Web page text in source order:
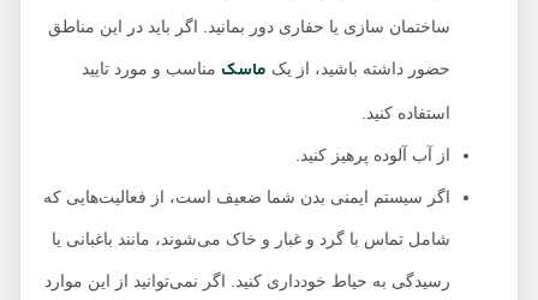
ساختمان سازی یا حفاری دور بمانید. اگر باید در این مناطق
حضور داشته باشید، از یکماسکمناسب و مورد تایید
استفاده کنید.
از آب آلوده پرهیز کنید.
اگر سیستم ایمنی بدن شما ضعیف است، از فعالیت‌هایی که
شامل تماس با گرد و غبار و خاک می‌شوند، مانند باغبانی یا
رسیدگی به حیاط خودداری کنید. اگر نمی‌توانید از این موارد